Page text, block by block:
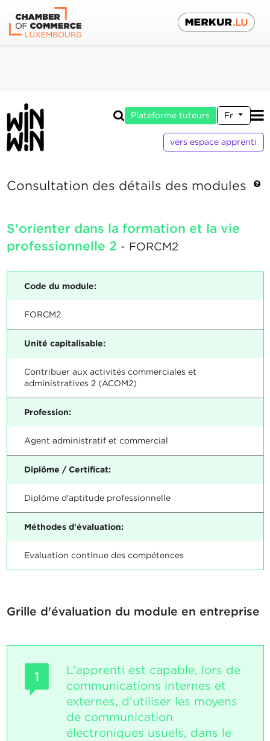
Plateforme tuteurs Fr
vers espace apprenti
Consultation des détails des modules
S'orienter dans la formation et la vie
professionnelle 2 - FORCM2
Code du module:
FORCM2
Unité capitalisable:
Contribuer aux activités commerciales et
administratives 2 (ACOM2)
Profession:
Agent administratif et commercial
Diplôme / Certificat:
Diplôme d'aptitude professionnelle
Méthodes d'évaluation:
Evaluation continue des compétences
Grille d'évaluation du module en entreprise
1
L’apprenti est capable, lors de
communications internes et
externes, d’utiliser les moyens
de communication
électroniques usuels, dans le